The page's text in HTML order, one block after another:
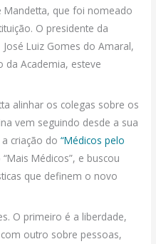
Mandetta, que foi nomeado
O presidente da
Luiz Gomes do Amaral,
da Academia, esteve
alinhar os colegas sobre os
vem seguindo desde a sua
a criação do“Médicos pelo
Médicos”, e buscou
que definem o novo
O primeiro é a liberdade,
outro sobre pessoas,